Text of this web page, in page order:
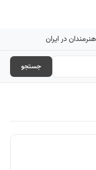
در ایران
جستجو